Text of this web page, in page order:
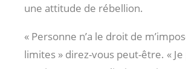
une attitude de rébellion.
« Personne n’a le droit de
limites » direz-vous peut-être. «